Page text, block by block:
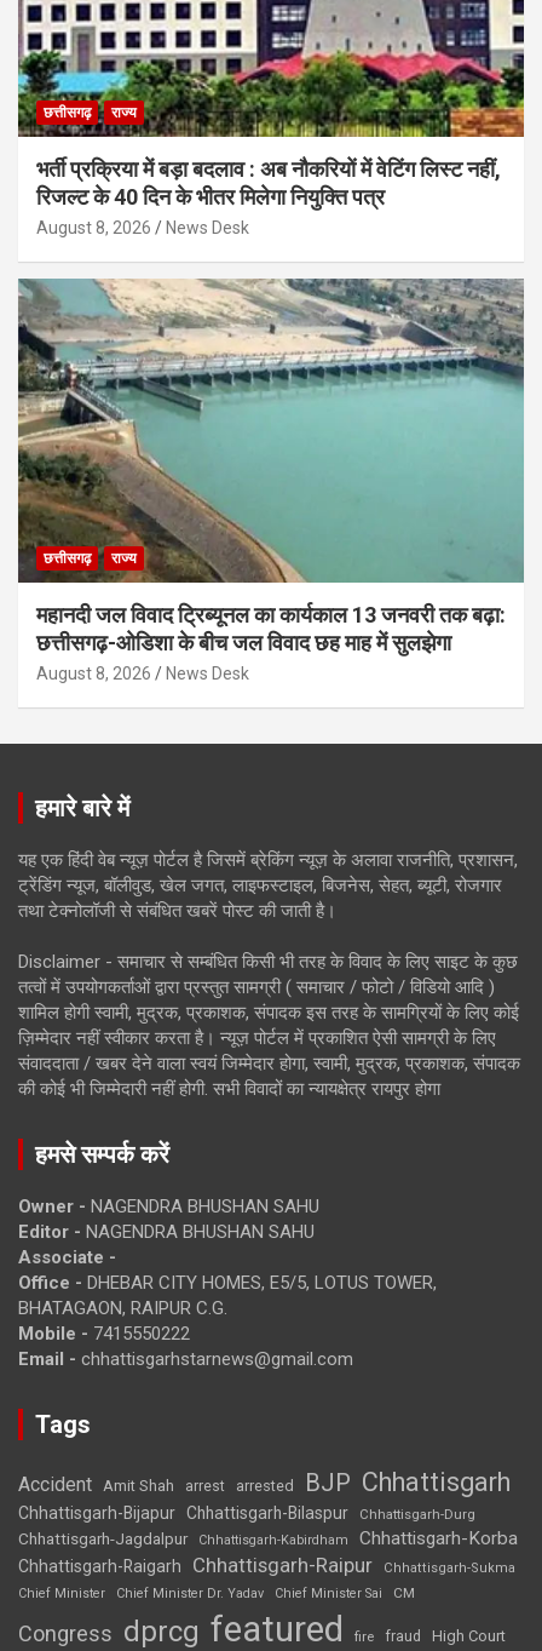
छत्तीसगढ़ राज्य
भर्ती प्रक्रिया में बड़ा बदलाव : अब नौकरियों में वेटिंग लिस्ट नहीं,
रिजल्ट के 40 दिन के भीतर मिलेगा नियुक्ति पत्र
August 8, 2026 News Desk
छत्तीसगढ़ राज्य
महानदी जल विवाद ट्रिब्यूनल का कार्यकाल 13 जनवरी तक बढ़ा:
छत्तीसगढ़-ओडिशा के बीच जल विवाद छह माह में सुलझेगा
August 8, 2026 News Desk
हमारे बारे में
यह एक हिंदी वेब न्यूज़ पोर्टल है जिसमें ब्रेकिंग न्यूज़ के अलावा राजनीति, प्रशासन,
ट्रेंडिंग न्यूज, बॉलीवुड, खेल जगत, लाइफस्टाइल, बिजनेस, सेहत, ब्यूटी, रोजगार
तथा टेक्नोलॉजी से संबंधित खबरें पोस्ट की जाती है।
Disclaimer - समाचार से सम्बंधित किसी भी तरह के विवाद के लिए साइट के कुछ
तत्वों में उपयोगकर्ताओं द्वारा प्रस्तुत सामग्री ( समाचार / फोटो / विडियो आदि )
शामिल होगी स्वामी, मुद्रक, प्रकाशक, संपादक इस तरह के सामग्रियों के लिए कोई
ज़िम्मेदार नहीं स्वीकार करता है। न्यूज़ पोर्टल में प्रकाशित ऐसी सामग्री के लिए
संवाददाता / खबर देने वाला स्वयं जिम्मेदार होगा, स्वामी, मुद्रक, प्रकाशक, संपादक
की कोई भी जिम्मेदारी नहीं होगी. सभी विवादों का न्यायक्षेत्र रायपुर होगा
हमसे सम्पर्क करें
Owner - NAGENDRA BHUSHAN SAHU
Editor - NAGENDRA BHUSHAN SAHU
Associate -
Office - DHEBAR CITY HOMES, E5/5, LOTUS TOWER,
BHATAGAON, RAIPUR C.G.
Mobile - 7415550222
Email - chhattisgarhstarnews@gmail.com
Tags
Accident Amit Shah arrest arrested BJP Chhattisgarh
Chhattisgarh-Bijapur Chhattisgarh-Bilaspur Chhattisgarh-Durg
Chhattisgarh-Jagdalpur Chhattisgarh-Kabirdham Chhattisgarh-Korba
Chhattisgarh-Raigarh Chhattisgarh-Raipur
Chhattisgarh-Sukma
Chief Minister
Chief Minister Dr. Yadav Chief Minister Sai CM
Congress dprcg featured fire fraud High Court